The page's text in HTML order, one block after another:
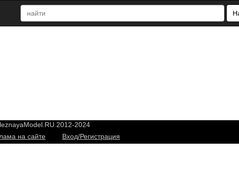
2012-2024
на сайте Вход/Регистрация